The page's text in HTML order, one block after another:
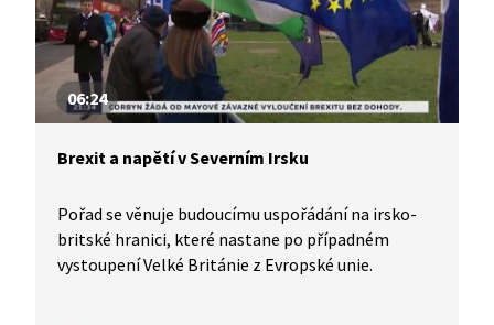
06:24
Brexit a napětí v Severním Irsku
Pořad se věnuje budoucímu uspořádání na irsko-
britské hranici, které nastane po případném
vystoupení Velké Británie z Evropské unie.